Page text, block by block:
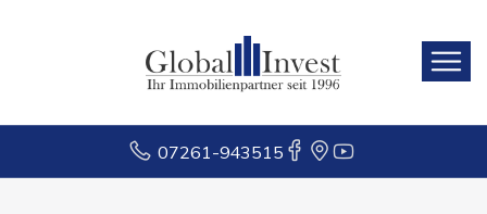
07261-943515